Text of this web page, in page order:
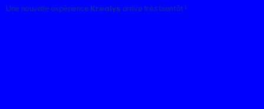
Une nouvelle expérience Krealys arrive très bientôt !